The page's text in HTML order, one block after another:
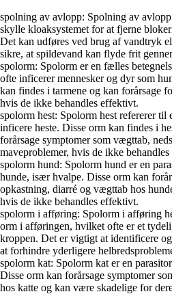
spolning av avlopp: Spolning av
skylle kloaksystemet for at fjerne
Det kan udføres ved brug af vandtryk
sikre, at spildevand kan flyde frit
spolorm: Spolorm er en fælles
ofte inficerer mennesker og dyr som
kan findes i tarmene og kan forårsage
hvis de ikke behandles effektivt.
spolorm hest: Spolorm hest refererer til
inficere heste. Disse orm kan findes i
forårsage symptomer som vægttab,
maveproblemer, hvis de ikke
spolorm hund: Spolorm hund er en
hunde, især hvalpe. Disse orm kan
opkastning, diarré og vægttab hos
hvis de ikke behandles effektivt.
spolorm i afføring: Spolorm i afføring
orm i afføringen, hvilket ofte er et
kroppen. Det er vigtigt at identificere
at forhindre yderligere
spolorm kat: Spolorm kat er en
Disse orm kan forårsage symptomer
hos katte og kan være skadelige for